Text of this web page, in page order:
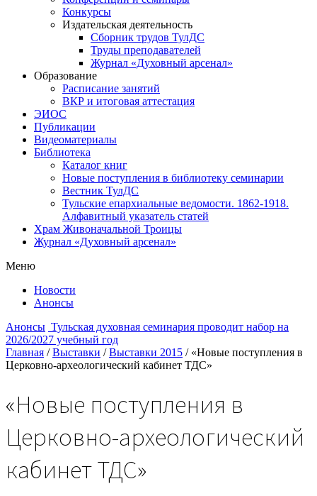
Конкурсы
Издательская деятельность
Сборник трудов ТулДС
Труды преподавателей
Журнал «Духовный арсенал»
Образование
Расписание занятий
ВКР и итоговая аттестация
ЭИОС
Публикации
Видеоматериалы
Библиотека
Каталог книг
Новые поступления в библиотеку семинарии
Вестник ТулДС
Тульские епархиальные ведомости. 1862-1918.
Алфавитный указатель статей
Храм Живоначальной Троицы
Журнал «Духовный арсенал»
Меню
Новости
Анонсы
Анонсы Тульская духовная семинария проводит набор на
2026/2027 учебный год
Главная / Выставки / Выставки 2015 / «Новые поступления в
Церковно-археологический кабинет ТДС»
«Новые поступления в
Церковно-археологический
кабинет ТДС»